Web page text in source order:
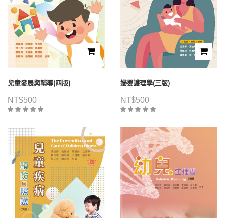
兒童發展與輔導(四版)
NT$500
婦嬰護理學(三版)
NT$500